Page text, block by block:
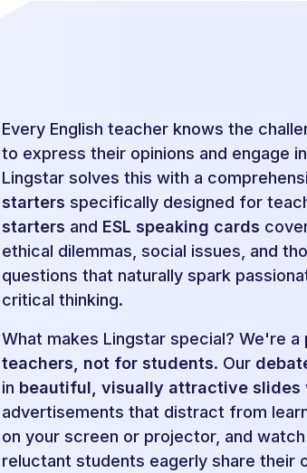
Every English teacher knows the
to express their opinions and engage
Lingstar solves this with a
starters specifically designed for
starters and ESL speaking cards
ethical dilemmas, social issues, and
questions that naturally spark
critical thinking.
What makes Lingstar special? We're
teachers, not for students. Our
in beautiful, visually attractive slides
advertisements that distract from
on your screen or projector, and
reluctant students eagerly share their